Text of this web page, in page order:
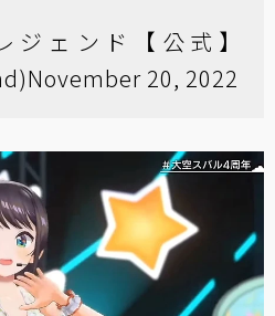
ェンド【公式】
November 20, 2022